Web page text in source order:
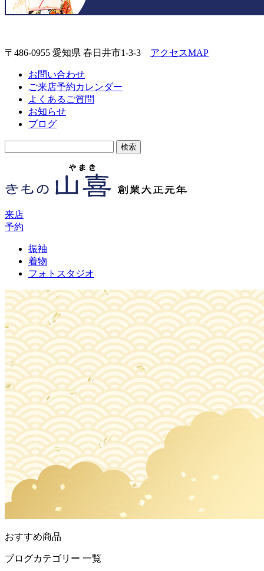
〒486-0955 愛知県 春日井市1-3-3 アクセスMAP
お問い合わせ
ご来店予約カレンダー
よくあるご質問
お知らせ
ブログ
来店
予約
振袖
着物
フォトスタジオ
おすすめ商品
ブログカテゴリー 一覧